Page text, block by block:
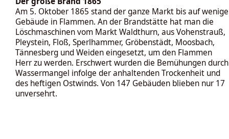
Am 5. Oktober 1865 stand der ganze Markt bis auf wenige
Gebäude in Flammen. An der Brandstätte hat man die
Löschmaschinen vom Markt Waldthurn, aus Vohenstrauß,
Pleystein, Floß, Sperlhammer, Gröbenstädt, Moosbach,
Tännesberg und Weiden eingesetzt, um den Flammen
Herr zu werden. Erschwert wurden die Bemühungen durch
Wassermangel infolge der anhaltenden Trockenheit und
des heftigen Ostwinds. Von 147 Gebäuden blieben nur 17
unversehrt.